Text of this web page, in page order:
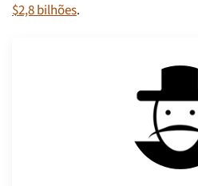
$2,8 bilhões.